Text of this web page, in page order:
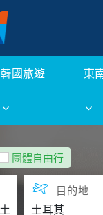
韓國旅遊 東
團體自由行
目的地